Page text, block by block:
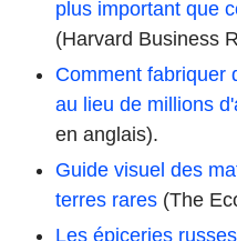
plus important que
(Harvard Business
Comment fabriquer
au lieu de millions
en anglais).
Guide visuel des
terres rares (The
Les épiceries